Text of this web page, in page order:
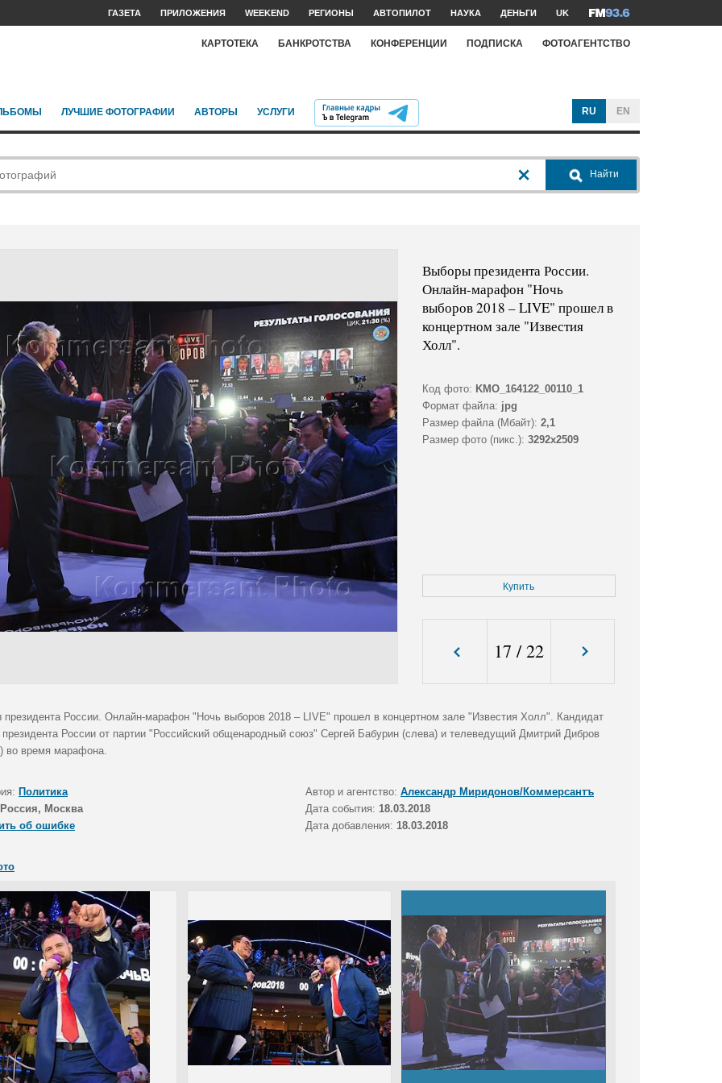
ГАЗЕТА ПРИЛОЖЕНИЯ WEEKEND РЕГИОНЫ АВТОПИЛОТ НАУКА ДЕНЬГИ UK
КАРТОТЕКА БАНКРОТСТВА КОНФЕРЕНЦИИ ПОДПИСКА ФОТОАГЕНТСТВО
ЛУЧШИЕ ФОТОГРАФИИ АВТОРЫ УСЛУГИ RU EN
Найти
Выборы президента России.
Онлайн-марафон "Ночь
выборов 2018 – LIVE" прошел в
концертном зале "Известия
Холл".
Код фото: KMO_164122_00110_1
Формат файла: jpg
Размер файла (Мбайт): 2,1
Размер фото (пикс.): 3292x2509
Купить
17 /22
президента России. Онлайн-марафон "Ночь выборов 2018 – LIVE" прошел в концертном зале "Известия Холл". Кандидат
президента России от партии "Российский общенародный союз" Сергей Бабурин (слева) и телеведущий Дмитрий Дибров
во время марафона.
Политика Автор и агентство: Александр Миридонов/Коммерсантъ
Россия, Москва Дата события: 18.03.2018
об ошибке
Дата добавления: 18.03.2018